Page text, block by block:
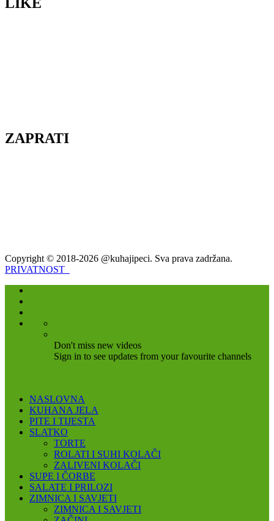
LIKE
ZAPRATI
Copyright © 2018-2026 @kuhajipeci. Sva prava zadržana.
PRIVATNOST
Don't miss new videos
Sign in to see updates from your favourite channels
NASLOVNA
KUHANA JELA
PITE I TIJESTA
SLATKO
TORTE
ROLATI I SUHI KOLAČI
ZALIVENI KOLAČI
SUPE I ČORBE
SALATE I PRILOZI
ZIMNICA I SAVJETI
ZIMNICA I SAVJETI